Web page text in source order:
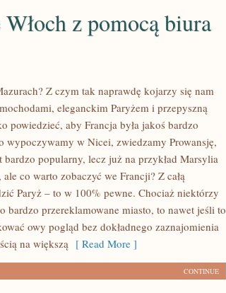
z pomocą biura
Z czym tak naprawdę kojarzy się nam
eleganckim Paryżem i przepyszną
powiedzieć, aby Francja była jakoś bardzo
wypoczywamy w Nicei, zwiedzamy Prowansję,
bardzo popularny, lecz już na przykład Marsylia
co warto zobaczyć we Francji? Z całą
Paryż – to w 100% pewne. Chociaż niektórzy
bardzo przereklamowane miasto, to nawet jeśli to
owy pogląd bez dokładnego zaznajomienia
na większą [ Read More ]
CONTINUE